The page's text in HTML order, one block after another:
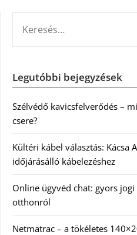
Legutóbbi bejegyzések
Szélvédő kavicsfelverődés –
csere?
Kültéri kábel választás: Kácsa
időjárásálló kábelezéshez
Online ügyvéd chat: gyors
otthonról
Netmatrac – a tökéletes